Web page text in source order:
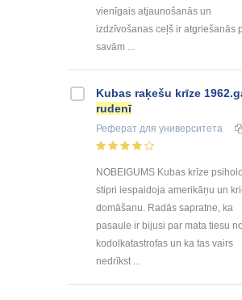
vienīgais atjaunošanās un
izdzīvošanas ceļš ir atgriešanās
savām ...
Kubas raķešu krīze
rudenī
Реферат для университета
NOBEIGUMS Kubas krīze
stipri iespaidoja amerikāņu un
domāšanu. Radās sapratne, ka
pasaule ir bijusi par mata tiesu no
kodolkatastrofas un ka tas vairs
nedrīkst ...